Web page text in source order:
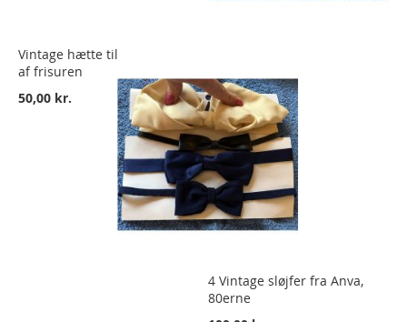
Vintage hætte til beskyttelse
af frisuren
50,00 kr.
4 Vintage sløjfer fra Anva,
80erne